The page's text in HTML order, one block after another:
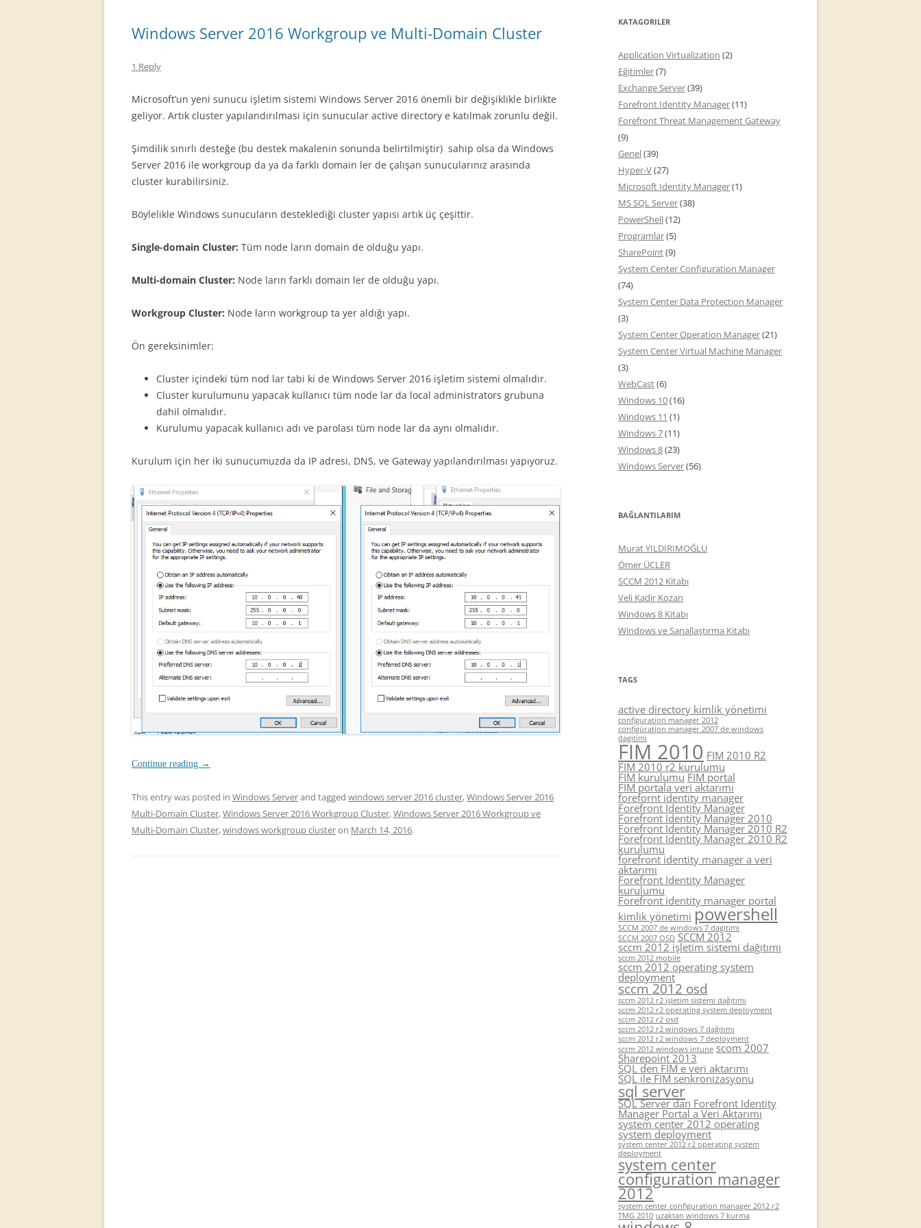
Windows Server 2016 Workgroup ve Multi-Domain Cluster
1 Reply
Microsoft’un yeni sunucu işletim sistemi Windows Server 2016 önemli bir değişiklikle birlikte
geliyor. Artık cluster yapılandırılması için sunucular active directory e katılmak zorunlu değil.
Şimdilik sınırlı desteğe (bu destek makalenin sonunda belirtilmiştir) sahip olsa da Windows
Server 2016 ile workgroup da ya da farklı domain ler de çalışan sunucularınız arasında
cluster kurabilirsiniz.
Böylelikle Windows sunucuların desteklediği cluster yapısı artık üç çeşittir.
Single-domain Cluster: Tüm node ların domain de olduğu yapı.
Multi-domain Cluster: Node ların farklı domain ler de olduğu yapı.
Workgroup Cluster: Node ların workgroup ta yer aldığı yapı.
Ön gereksinimler:
Cluster içindeki tüm nod lar tabi ki de Windows Server 2016 işletim sistemi olmalıdır.
Cluster kurulumunu yapacak kullanıcı tüm node lar da local administrators grubuna
dahil olmalıdır.
Kurulumu yapacak kullanıcı adı ve parolası tüm node lar da aynı olmalıdır.
Kurulum için her iki sunucumuzda da IP adresi, DNS, ve Gateway yapılandırılması yapıyoruz.
Continue reading →
This entry was posted in Windows Serverand tagged windows server 2016 cluster,Windows Server 2016
Multi-Domain Cluster,Windows Server 2016 Workgroup Cluster,Windows Server 2016 Workgroup ve
Multi-Domain Cluster,windows workgroup clusteron March 14, 2016.
KATAGORILER
Application Virtualization (2)
Eğitimler(7)
Exchange Server(39)
Forefront Identity Manager(11)
Forefront Threat Management Gateway
(9)
Genel(39)
Hyper-V(27)
Microsoft Identity Manager(1)
MS SQL Server(38)
PowerShell(12)
Programlar(5)
SharePoint(9)
System Center Configuration Manager
(74)
System Center Data Protection Manager
(3)
System Center Operation Manager(21)
System Center Virtual Machine Manager
(3)
WebCast(6)
Windows 10(16)
Windows 11 (1)
Windows 7(11)
Windows 8(23)
Windows Server(56)
BAĞLANTILARIM
Murat YILDIRIMOĞLU
Ömer ÜÇLER
SCCM 2012 Kitabı
Veli Kadir Kozan
Windows 8 Kitabı
Windows ve Sanallaştırma Kitabı
TAGS
active directory kimlik yönetimi
configuration manager 2012
configüration manager 2007 de windows
dagitimi
FIM 2010 FIM 2010 R2
FIM 2010 r2 kurulumu
FIM kurulumu FIM portal
FIM portala veri aktarımı
forefornt identity manager
Forefront Identity Manager
Forefront Identity Manager 2010
Forefront Identity Manager 2010 R2
Forefront Identity Manager 2010 R2
kurulumu
forefront identity manager a veri
aktarımı
Forefront Identity Manager
kurulumu
Forefront identity manager portal
kimlik yönetimi powershell
SCCM 2007 de windows 7 dagitimi
SCCM 2007 OSD SCCM 2012
sccm 2012 işletim sistemi dağıtımı
sccm 2012 mobile
sccm 2012 operating system
deployment
sccm 2012 osd
sccm 2012 r2 işletim sistemi dağıtımı
sccm 2012 r2 operating system deployment
sccm 2012 r2 osd
sccm 2012 r2 windows 7 dağıtımı
sccm 2012 r2 windows 7 deployment
sccm 2012 windows intune scom 2007
Sharepoint 2013
SQL den FIM e veri aktarımı
SQL ile FIM senkronizasyonu
sql server
SQL Server dan Forefront Identity
Manager Portal a Veri Aktarımı
system center 2012 operating
system deployment
system center 2012 r2 operating system
deployment
system center
configuration manager
2012
system center configuration manager 2012 r2
TMG 2010 uzaktan windows 7 kurma